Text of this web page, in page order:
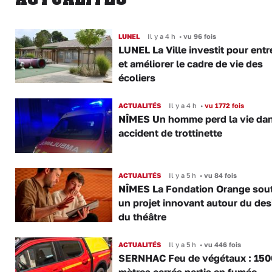
LUNEL Il y a 4 h •vu 96 fois
LUNEL La Ville investit pour
et améliorer le cadre de vie des
écoliers
ACTUALITÉS Il y a 4 h •vu 1772 fois
NÎMES Un homme perd la vie
accident de trottinette
ACTUALITÉS Il y a 5 h •vu 84 fois
NÎMES La Fondation Orange
un projet innovant autour du
du théâtre
ACTUALITÉS Il y a 5 h •vu 446 fois
SERNHAC Feu de végétaux :